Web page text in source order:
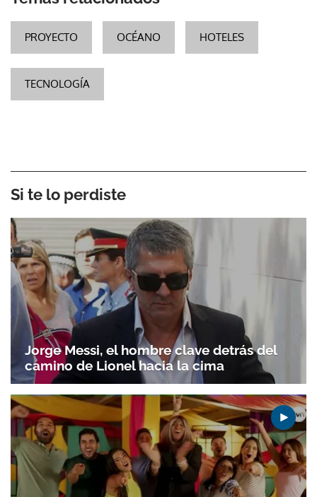
PROYECTO OCÉANO HOTELES
TECNOLOGÍA
Si te lo perdiste
Jorge Messi, el hombre clave detrás del
camino de Lionel hacia la cima